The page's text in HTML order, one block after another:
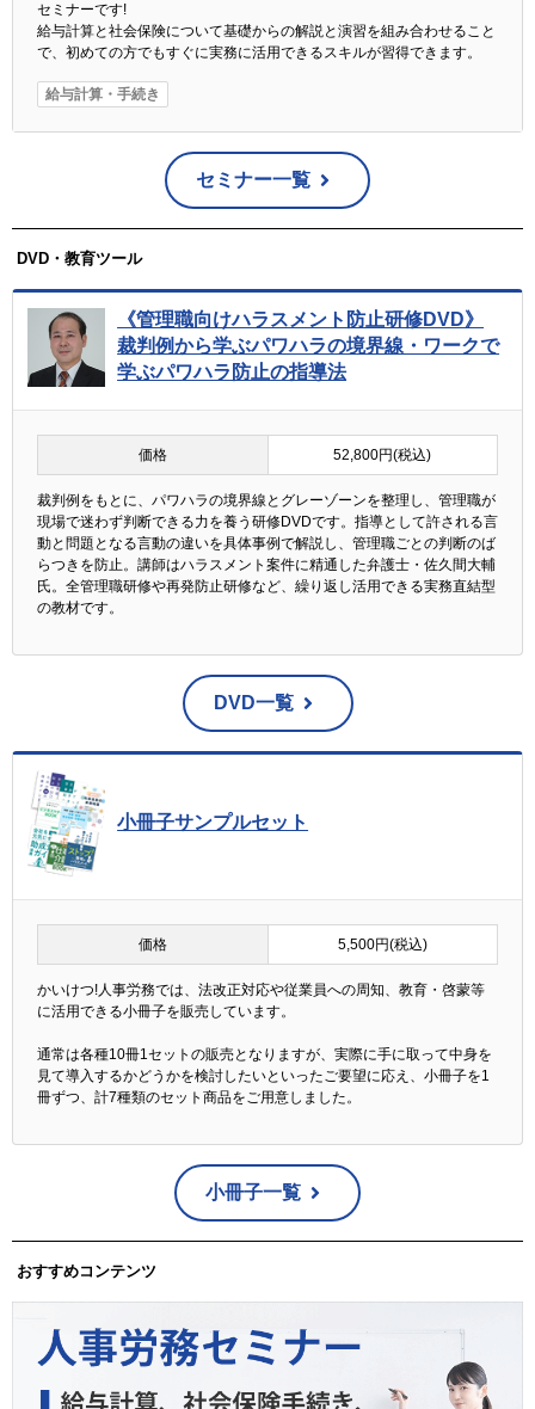
セミナーです!
給与計算と社会保険について基礎からの解説と演習を組み合わせること
で、初めての方でもすぐに実務に活用できるスキルが習得できます。
給与計算・手続き
セミナー一覧
DVD・教育ツール
《管理職向けハラスメント防止研修DVD》
裁判例から学ぶパワハラの境界線・ワークで
学ぶパワハラ防止の指導法
価格 52,800円(税込)
裁判例をもとに、パワハラの境界線とグレーゾーンを整理し、管理職が
現場で迷わず判断できる力を養う研修DVDです。指導として許される言
動と問題となる言動の違いを具体事例で解説し、管理職ごとの判断のば
らつきを防止。講師はハラスメント案件に精通した弁護士・佐久間大輔
氏。全管理職研修や再発防止研修など、繰り返し活用できる実務直結型
の教材です。
DVD一覧
小冊子サンプルセット
価格 5,500円(税込)
かいけつ!人事労務では、法改正対応や従業員への周知、教育・啓蒙等
に活用できる小冊子を販売しています。
通常は各種10冊1セットの販売となりますが、実際に手に取って中身を
見て導入するかどうかを検討したいといったご要望に応え、小冊子を1
冊ずつ、計7種類のセット商品をご用意しました。
小冊子一覧
おすすめコンテンツ